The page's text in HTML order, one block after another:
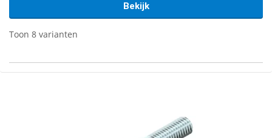
Bekijk
Toon 8 varianten